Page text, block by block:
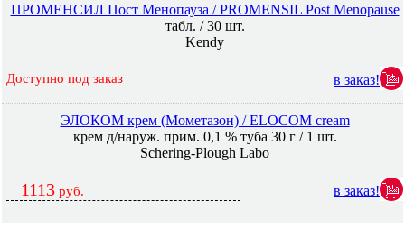
ПРОМЕНСИЛ Пост Менопауза / PROMENSIL Post Menopause
табл. / 30 шт.
Kendy
Доступно под заказ в заказ!
ЭЛОКОМ крем (Мометазон) / ELOCOM cream
крем д/наруж. прим. 0,1 % туба 30 г / 1 шт.
Schering-Plough Labo
1113 руб. в заказ!